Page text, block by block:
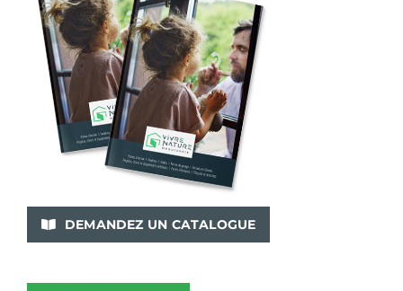
DEMANDEZ UN CATALOGUE